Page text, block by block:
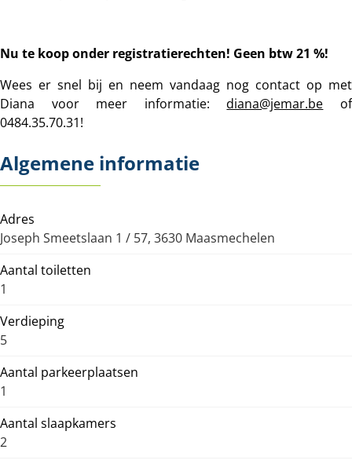
Nu te koop onder registratierechten! Geen btw 21 %!
Wees er snel bij en neem vandaag nog contact op met
Diana voor meer informatie:diana@jemar.be of
0484.35.70.31!
Algemene informatie
Adres
Joseph Smeetslaan 1 / 57, 3630 Maasmechelen
Aantal toiletten
1
Verdieping
5
Aantal parkeerplaatsen
1
Aantal slaapkamers
2